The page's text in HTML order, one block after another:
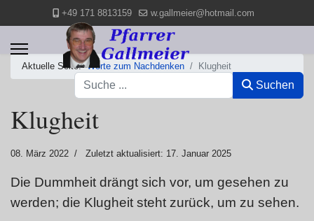
+49 171 8813159 w.gallmeier@hotmail.com
Suchen
Suchen
Aktuelle Seite:Worte zum Nachdenken Klugheit
Klugheit
08. März 2022 Zuletzt aktualisiert: 17. Januar 2025
Die Dummheit drängt sich vor, um gesehen zu
werden; die Klugheit steht zurück, um zu sehen.